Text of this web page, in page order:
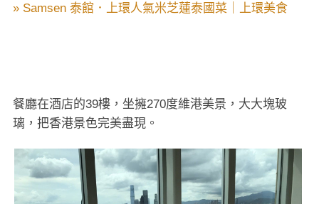
» Samsen 泰館．上環人氣米芝蓮泰國菜｜上環美食
餐廳在酒店的39樓，坐擁270度維港美景，大大塊玻
璃，把香港景色完美盡現。